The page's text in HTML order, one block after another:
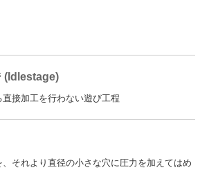
(Idlestage)
接加工を行わない遊び工程
それより直径の小さな穴に圧力を加えてはめ